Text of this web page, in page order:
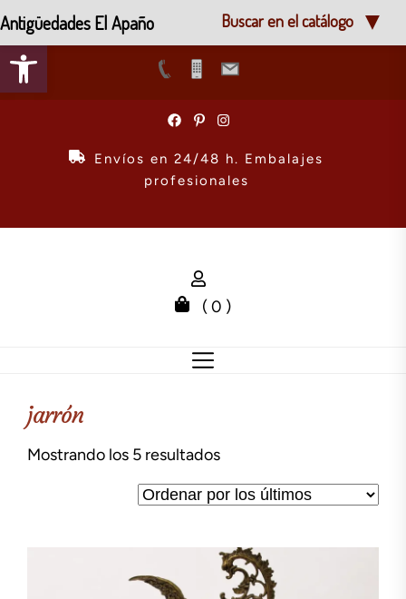
Abrir barra de herramientas
Envíos en 24/48 h. Embalajes
profesionales
( 0 )
jarrón
Mostrando los 5 resultadosOrdenado
los
Antigüedades El Apaño Buscar en el catálogo